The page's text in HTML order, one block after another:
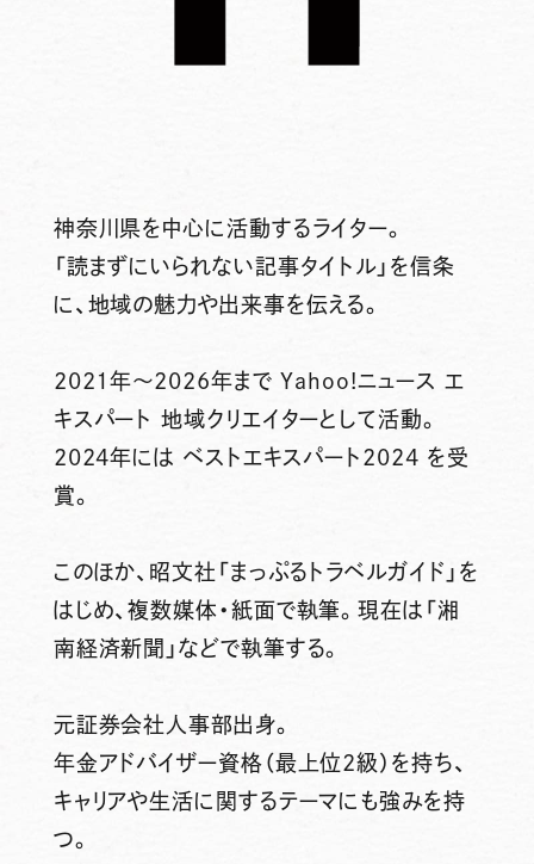
神奈川県を中心に活動するライター。
「読まずにいられない記事タイトル」を信条
に、地域の魅力や出来事を伝える。
2021年～2026年まで Yahoo!ニュース エ
キスパート 地域クリエイターとして活動。
2024年には ベストエキスパート2024 を受
賞。
このほか、昭文社「まっぷるトラベルガイド」を
はじめ、複数媒体・紙面で執筆。現在は「湘
南経済新聞」などで執筆する。
元証券会社人事部出身。
年金アドバイザー資格（最上位2級）を持ち、
キャリアや生活に関するテーマにも強みを持
つ。